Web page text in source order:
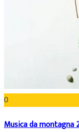
0
Musica da montagna